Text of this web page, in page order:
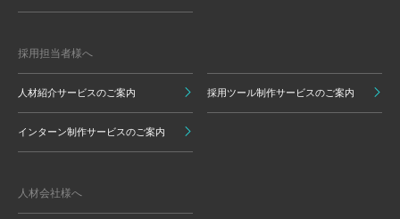
採用担当者様へ
人材紹介サービスのご案内 採用ツール制作サービスのご案内
インターン制作サービスのご案内
人材会社様へ